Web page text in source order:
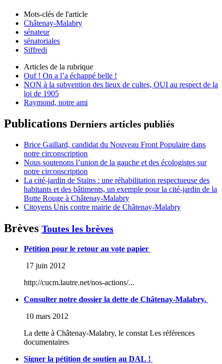
Mots-clés de l'article
Châtenay-Malabry
sénateur
sénatoriales
Siffredi
Articles de la rubrique
Ouf ! On a l’a échappé belle !
NON à la subvention des lieux de cultes, OUI au respect de la
loi de 1905
Raymond, notre ami
Publications Derniers articles publiés
Brice Gaillard, candidat du Nouveau Front Populaire dans
notre circonscription
Nous soutenons l’union de la gauche et des écologistes sur
notre circonscription
La cité-jardin de Stains : une réhabilitation respectueuse des
habitants et des bâtiments, un exemple pour la cité-jardin de la
Butte Rouge à Châtenay-Malabry
Citoyens Unis contre mairie de Châtenay-Malabry
Brèves Toutes les brèves
Pétition pour le retour au vote papier
17 juin 2012
http://cucm.lautre.net/nos-actions/...
Consulter notre dossier la dette de Châtenay-Malabry.
10 mars 2012
La dette à Châtenay-Malabry, le constat Les références
documentaires
Signer la pétition de soutien au DAL !